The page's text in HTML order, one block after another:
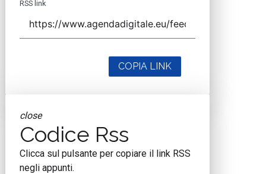
RSS link
COPIA LINK
close
Codice Rss
Clicca sul pulsante per copiare il link RSS
negli appunti.